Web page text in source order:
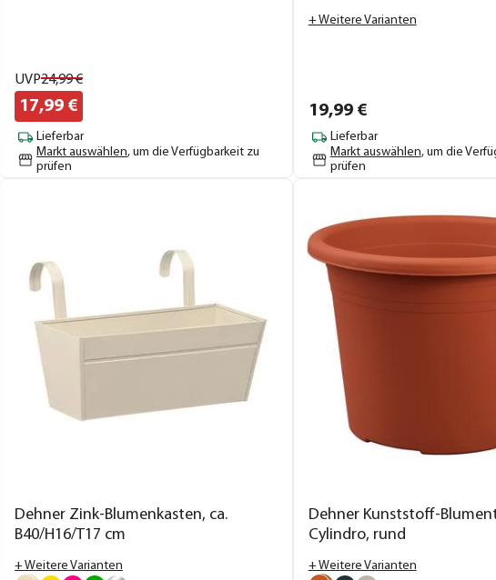
UVP24,99€
17,99 €
Lieferbar
Markt auswählen, um die Verfügbarkeit zu
prüfen
+ Weitere Varianten
19,99€
Lieferbar
Markt auswählen, um die
prüfen
Dehner Zink-Blumenkasten, ca.
B40/H16/T17 cm
+ Weitere Varianten
Dehner Kunststoff-
Cylindro, rund
+ Weitere Varianten